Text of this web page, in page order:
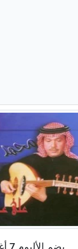
يضم الألبوم 7 أغنية